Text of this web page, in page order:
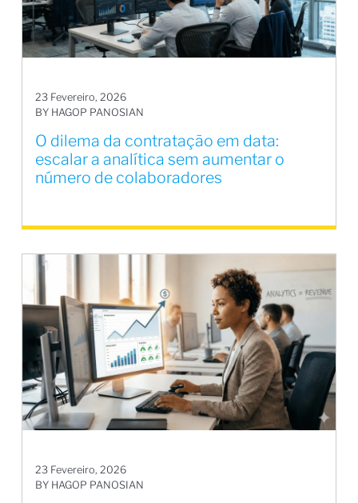
23 Fevereiro, 2026
BY HAGOP PANOSIAN
O dilema da contratação em data:
escalar a analítica sem aumentar o
número de colaboradores
23 Fevereiro, 2026
BY HAGOP PANOSIAN